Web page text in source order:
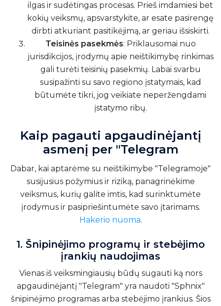
ilgas ir sudėtingas procesas. Prieš imdamiesi bet
kokių veiksmų, apsvarstykite, ar esate pasirengę
dirbti atkuriant pasitikėjimą, ar geriau išsiskirti.
Teisinės pasekmės: Priklausomai nuo
jurisdikcijos, įrodymų apie neištikimybę rinkimas
gali turėti teisinių pasekmių. Labai svarbu
susipažinti su savo regiono įstatymais, kad
būtumėte tikri, jog veikiate neperžengdami
įstatymo ribų.
Kaip pagauti apgaudinėjantį
asmenį per "Telegram
Dabar, kai aptarėme su neištikimybe "Telegramoje"
susijusius požymius ir riziką, panagrinėkime
veiksmus, kurių galite imtis, kad surinktumėte
įrodymus ir pasipriešintumėte savo įtarimams.
Hakerio nuoma.
1. Šnipinėjimo programų ir stebėjimo
įrankių naudojimas
Vienas iš veiksmingiausių būdų sugauti ką nors
apgaudinėjantį "Telegram" yra naudoti "Sphnix"
šnipinėjimo programas arba stebėjimo įrankius. Šios